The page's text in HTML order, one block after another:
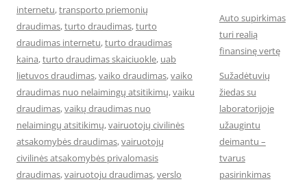
internetu,transporto priemonių
draudimas,turto draudimas,turto
draudimas internetu,turto draudimas
kaina,turto draudimas skaiciuokle, uab
lietuvos draudimas,vaiko draudimas,vaiko
draudimas nuo nelaimingų atsitikimų,vaiku
draudimas,vaikų draudimas nuo
nelaimingų atsitikimų,vairuotojų civilinės
atsakomybės draudimas,vairuotojų
civilinės atsakomybės privalomasis
draudimas,vairuotoju draudimas,verslo
Auto supirkimas
turi realią
finansinę vertę
Sužadėtuvių
žiedas su
laboratorijoje
užaugintu
deimantu –
tvarus
pasirinkimas